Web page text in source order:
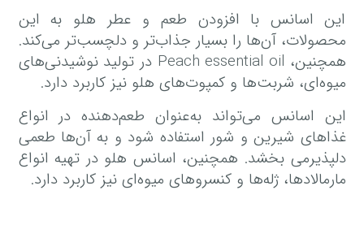
این اسانس با افزودن طعم و عطر هلو به این
محصولات، آن‌ها را بسیار جذاب‌تر و دلچسب‌تر می‌کند.
همچنین، Peach essential oil در تولید نوشیدنی‌های
میوه‌ای، شربت‌ها و کمپوت‌های هلو نیز کاربرد دارد.
این اسانس می‌تواند به‌عنوان طعم‌دهنده در انواع
غذاهای شیرین و شور استفاده شود و به آن‌ها طعمی
دلپذیرمی بخشد. همچنین، اسانس هلو در تهیه انواع
مارمالادها، ژله‌ها و کنسروهای میوه‌ای نیز کاربرد دارد.